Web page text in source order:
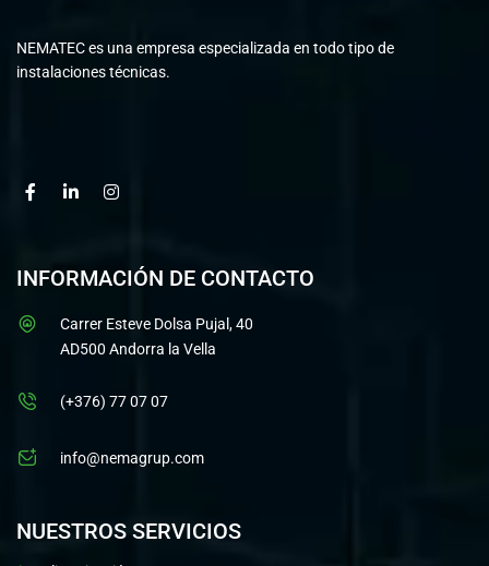
NEMATEC es una empresa especializada en todo tipo de
instalaciones técnicas.
INFORMACIÓN DE CONTACTO
Carrer Esteve Dolsa Pujal, 40
AD500 Andorra la Vella
(+376) 77 07 07
info@nemagrup.com
NUESTROS SERVICIOS